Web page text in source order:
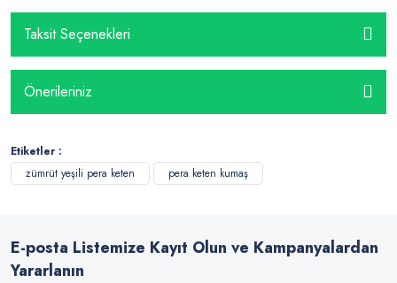
Taksit Seçenekleri
Önerileriniz
Etiketler :
zümrüt yeşili pera keten
pera keten kumaş
E-posta Listemize Kayıt Olun ve Kampanyalardan
Yararlanın